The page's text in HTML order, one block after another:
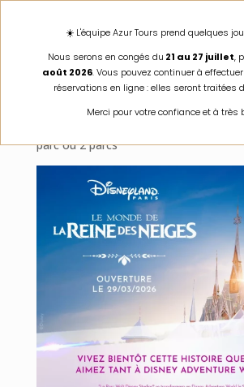
Billets Disney datés : 1 à 3
parc ou 2 parcs
☀️ L'équipe Azur Tours prend quelques
Nous serons en congés du 21 au 27 juillet,
août 2026. Vous pouvez continuer à
réservations en ligne : elles seront traitées
Merci pour votre confiance et à très